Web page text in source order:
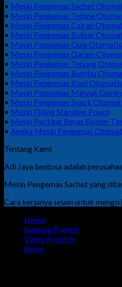
• Mesin Pengemas Sachet
• Mesin Pengemas Tempe
• Mesin Pengemas Cairan
• Mesin Pengemas Bubuk
• Mesin Pengemas Gula Otomatis
• Mesin Pengemas Garam
• Mesin Pengemas Tepung
• Mesin Pengemas Bumbu
• Mesin Pengemas Kopi Otomatis
• Mesin Pengemas Minyak
• Mesin Pengemas Snack
• Mesin Filling Standing Pouch
• Mesin Packing Beras Sistem
• Aneka Mesin Pengemas
Tentang Kami
Adi Jaya Sentosa adalah
Mesin Pengemas Sachet yang
Cara kerjanya selain untuk
Home
Katalog Produk
Video Projects
News